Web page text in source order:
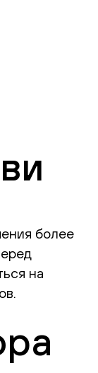
более
на